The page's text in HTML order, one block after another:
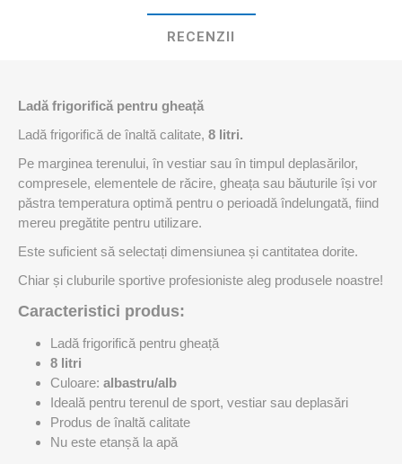
RECENZII
Ladă frigorifică pentru gheață
Ladă frigorifică de înaltă calitate, 8 litri.
Pe marginea terenului, în vestiar sau în timpul deplasărilor,
compresele, elementele de răcire, gheața sau băuturile își vor
păstra temperatura optimă pentru o perioadă îndelungată, fiind
mereu pregătite pentru utilizare.
Este suficient să selectați dimensiunea și cantitatea dorite.
Chiar și cluburile sportive profesioniste aleg produsele noastre!
Caracteristici produs:
Ladă frigorifică pentru gheață
8 litri
Culoare: albastru/alb
Ideală pentru terenul de sport, vestiar sau deplasări
Produs de înaltă calitate
Nu este etanșă la apă